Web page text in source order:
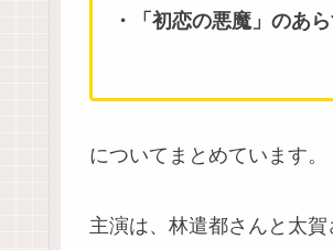
・「初恋の悪魔」のあ
についてまとめています。
主演は、林遣都さんと太賀